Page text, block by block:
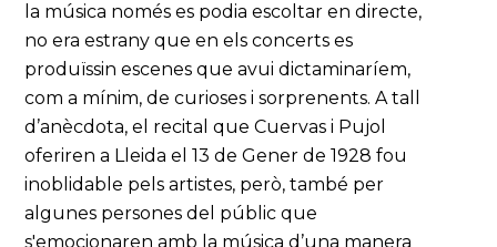
la música només es podia escoltar en directe,
no era estrany que en els concerts es
produïssin escenes que avui dictaminaríem,
com a mínim, de curioses i sorprenents. A tall
d’anècdota, el recital que Cuervas i Pujol
oferiren a Lleida el 13 de Gener de 1928 fou
inoblidable pels artistes, però, també per
algunes persones del públic que
s'emocionaren amb la música d’una manera